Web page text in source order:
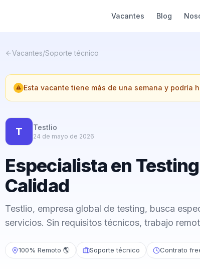
Vacantes Blog
Vacantes/Soporte técnico
Esta vacante tiene más de una semana y podría
T Testlio
24 de mayo de 2026
Especialista en
Calidad
Testlio, empresa global de testing, busca
servicios. Sin requisitos técnicos, trabajo
100% Remoto 🌎 Soporte técnico Contrato